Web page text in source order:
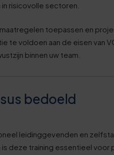
risicovolle sectoren.
toepassen en
te voldoen aan de eisen van
binnen uw team.
bedoeld
leidinggevenden en
deze training essentieel voor